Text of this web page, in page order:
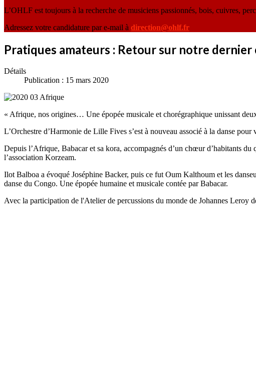
L’OHLF est toujours à la recherche de musiciens passionnés, bois, cuivres,
Adressez votre candidature par e-mail à direction@ohlf.fr
Pratiques amateurs : Retour sur notre
Détails
Publication : 15 mars 2020
« Afrique, nos origines… Une épopée musicale et chorégraphique unissant
L’Orchestre d’Harmonie de Lille Fives s’est à nouveau associé à la danse
Depuis l’Afrique, Babacar et sa kora, accompagnés d’un chœur d’habitants du
l’association Korzeam.
Ilot Balboa a évoqué Joséphine Backer, puis ce fut Oum Kalthoum et les
danse du Congo. Une épopée humaine et musicale contée par Babacar.
Avec la participation de l'Atelier de percussions du monde de Johannes Leroy